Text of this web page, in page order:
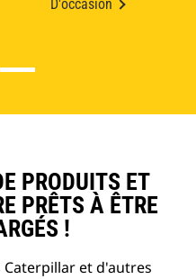
D'occasion
PRODUITS ET
PRÊTS À ÊTRE
!
et d'autres